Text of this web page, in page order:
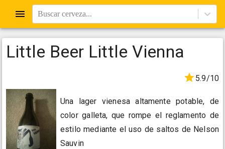
Buscar cerveza...
Little Beer Little Vienna
5.9/10
Una lager vienesa altamente potable, de
color galleta, que rompe el reglamento de
estilo mediante el uso de saltos de Nelson
Sauvin